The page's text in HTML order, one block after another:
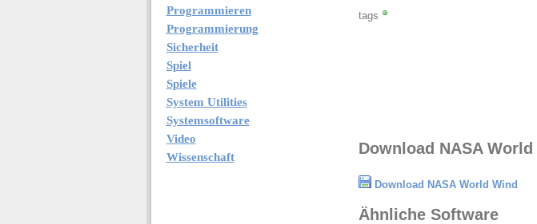
Programmieren
Programmierung
Sicherheit
Spiel
Spiele
System Utilities
Systemsoftware
Video
Wissenschaft
tags
Download NASA
Download NASA World Wind
Ähnliche Software